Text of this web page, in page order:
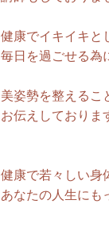
健康でイキイキと
毎日を過ごせる為
美姿勢を整えるこ
お伝えしておりま
健康で若々しい身
あなたの人生にも